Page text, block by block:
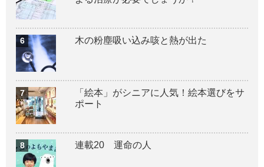
木の粉塵吸い込み咳と熱が出た
「絵本」がシニアに人気！絵本選びをサ
ポート
連載20 運命の人